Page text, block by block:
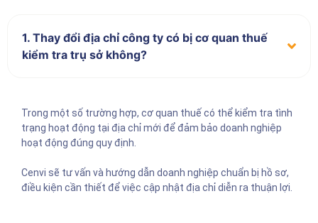
1. Thay đổi địa chỉ công ty có bị cơ quan thuế
kiểm tra trụ sở không?
Trong một số trường hợp, cơ quan thuế có thể kiểm tra tình
trạng hoạt động tại địa chỉ mới để đảm bảo doanh nghiệp
hoạt động đúng quy định.
Cenvi sẽ tư vấn và hướng dẫn doanh nghiệp chuẩn bị hồ sơ,
điều kiện cần thiết để việc cập nhật địa chỉ diễn ra thuận lợi.